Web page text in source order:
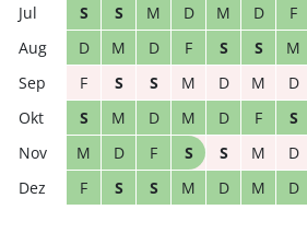
S
S M D M D F
D
M D F S S M
F
S S M D M D
S
M D M D F S
M
D F S S M D
F
S S M D M D